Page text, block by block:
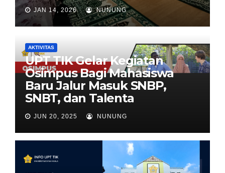
JAN 14, 2026 NUNUNG
AKTIVITAS
UPT TIK Gelar Kegiatan
Osimpus Bagi Mahasiswa
Baru Jalur Masuk SNBP,
SNBT, dan Talenta
JUN 20, 2025 NUNUNG